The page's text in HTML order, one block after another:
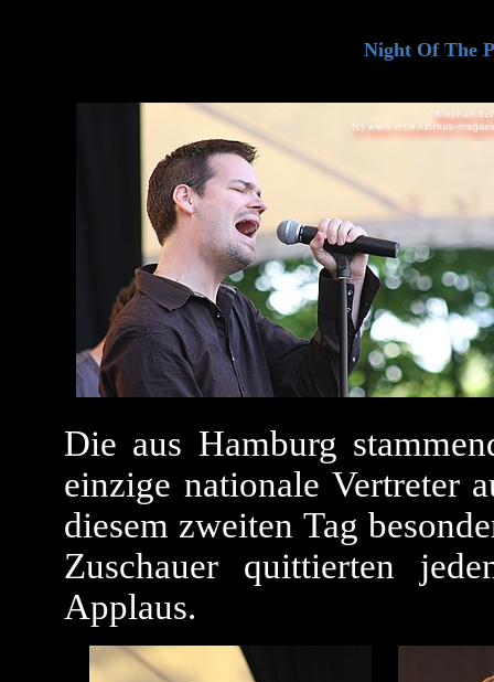
Night Of The
Die aus Hamburg
einzige nationale Vertreter
diesem zweiten Tag
Zuschauer quittierten
Applaus.